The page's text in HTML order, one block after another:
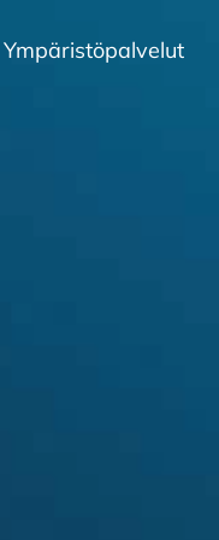
Ympäristöpalvelut